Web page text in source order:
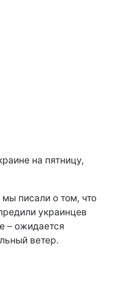
на пятницу,
писали о том, что
украинцев
– ожидается
ветер.